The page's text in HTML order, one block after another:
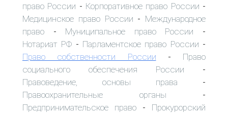
право России - Корпоративное право России -
Медицинское право России - Международное
право - Муниципальное право России -
Нотариат РФ - Парламентское право России -
Право собственности России - Право
социального обеспечения России -
Правоведение, основы права -
Правоохранительные органы -
Предпринимательское право - Прокурорский